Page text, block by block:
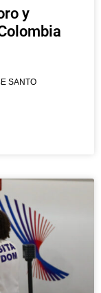
y
SANTO